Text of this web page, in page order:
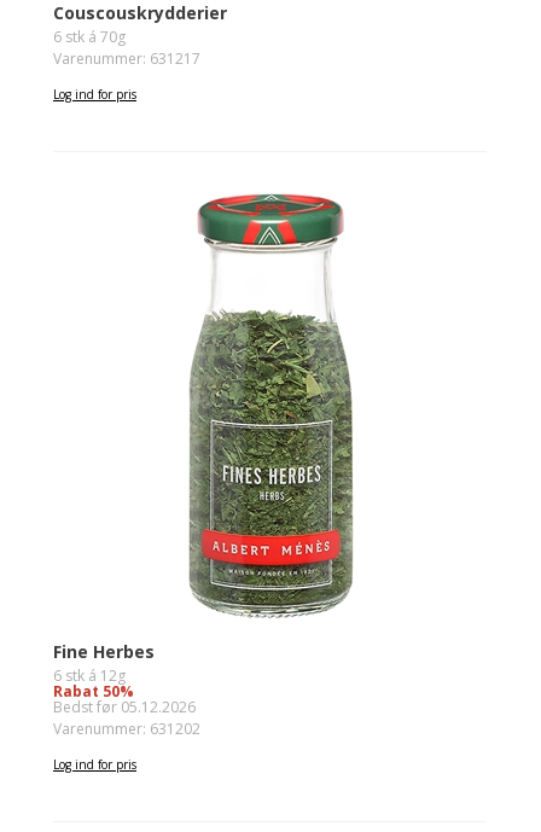
Couscouskrydderier
6 stk á 70g
Varenummer: 631217
Log ind for pris
Fine Herbes
6 stk á 12g
Rabat 50%
Bedst før 05.12.2026
Varenummer: 631202
Log ind for pris